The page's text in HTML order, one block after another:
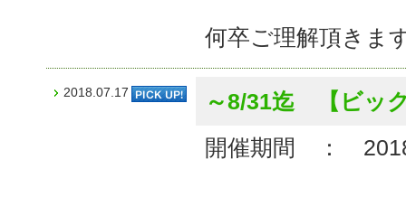
何卒ご理解頂きま
2018.07.17
～8/31迄 【ビッ
開催期間 ：